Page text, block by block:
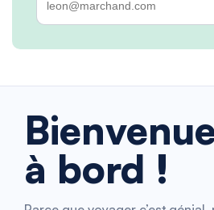
à bord !